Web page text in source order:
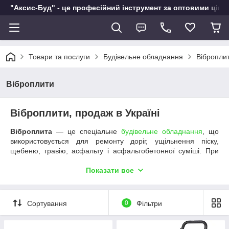
"Аксис-Буд" - це професійний інструмент за оптовими
Товари та послуги Будівельне обладнання
Віброплити
Віброплити, продаж в Україні
Віброплита ― це спеціальне будівельне обладнання , що
використовується для ремонту доріг, ущільнення піску,
щебеню, гравію, асфальту і асфальтобетонної суміші. При
інструменту можна укладати бруківку і тротуарну плитку.
Центробежная сила или вибрационное усилие.
Параметр напрямую влияет на степень уплотнения
материалов. Тут действует правило ― чем больше,
чем лучше, однако помните, что иногда чрезмерное
Показати все
Сортування 0 Фільтри